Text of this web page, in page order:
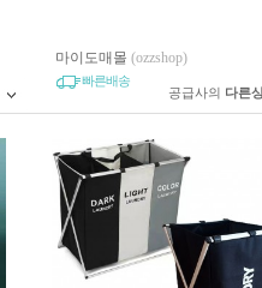
마이도매몰 (ozzshop)
빠른배송
공급사의 다른